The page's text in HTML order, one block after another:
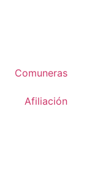
Comuneras
Afiliación